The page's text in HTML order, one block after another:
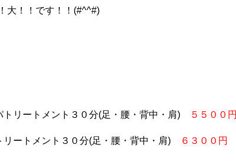
大！！です！！(#^^#)
リートメント３０分(足・腰・背中・肩) ５５００円
リートメント３０分(足・腰・背中・肩) ６３００円